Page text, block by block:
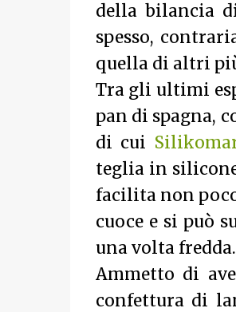
della bilancia
spesso,
quella di altri
Tra gli ultimi
pan di spagna,
di cui
teglia in
facilita non
cuoce e si può
una volta fredda.
Ammetto di
confettura di